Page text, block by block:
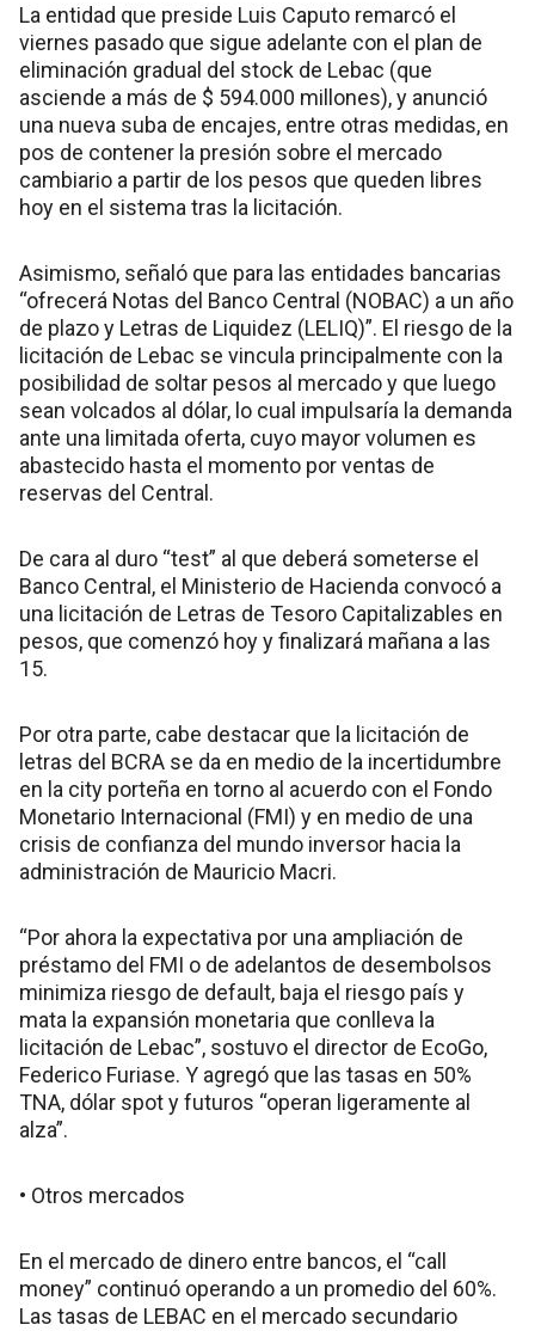
La entidad que preside Luis Caputo remarcó el
viernes pasado que sigue adelante con el plan de
eliminación gradual del stock de Lebac (que
asciende a más de $ 594.000 millones), y anunció
una nueva suba de encajes, entre otras medidas, en
pos de contener la presión sobre el mercado
cambiario a partir de los pesos que queden libres
hoy en el sistema tras la licitación.
Asimismo, señaló que para las entidades bancarias
“ofrecerá Notas del Banco Central (NOBAC) a un año
de plazo y Letras de Liquidez (LELIQ)”. El riesgo de la
licitación de Lebac se vincula principalmente con la
posibilidad de soltar pesos al mercado y que luego
sean volcados al dólar, lo cual impulsaría la demanda
ante una limitada oferta, cuyo mayor volumen es
abastecido hasta el momento por ventas de
reservas del Central.
De cara al duro “test” al que deberá someterse el
Banco Central, el Ministerio de Hacienda convocó a
una licitación de Letras de Tesoro Capitalizables en
pesos, que comenzó hoy y finalizará mañana a las
15.
Por otra parte, cabe destacar que la licitación de
letras del BCRA se da en medio de la incertidumbre
en la city porteña en torno al acuerdo con el Fondo
Monetario Internacional (FMI) y en medio de una
crisis de confianza del mundo inversor hacia la
administración de Mauricio Macri.
“Por ahora la expectativa por una ampliación de
préstamo del FMI o de adelantos de desembolsos
minimiza riesgo de default, baja el riesgo país y
mata la expansión monetaria que conlleva la
licitación de Lebac”, sostuvo el director de EcoGo,
Federico Furiase. Y agregó que las tasas en 50%
TNA, dólar spot y futuros “operan ligeramente al
alza”.
• Otros mercados
En el mercado de dinero entre bancos, el “call
money” continuó operando a un promedio del 60%.
Las tasas de LEBAC en el mercado secundario